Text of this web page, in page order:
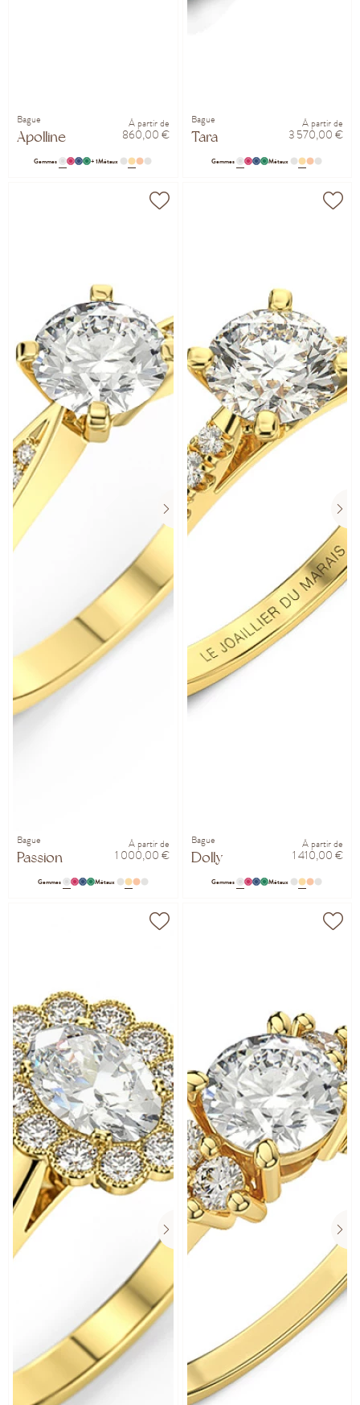
Bague
Apolline
À partir de
860,00 €
Gemmes + 1Métaux
Bague
Tara
À partir de
3 570,00 €
Gemmes Métaux
Bague
Passion
À partir de
1 000,00 €
Gemmes Métaux
Bague
Dolly
À partir de
1 410,00 €
Gemmes Métaux